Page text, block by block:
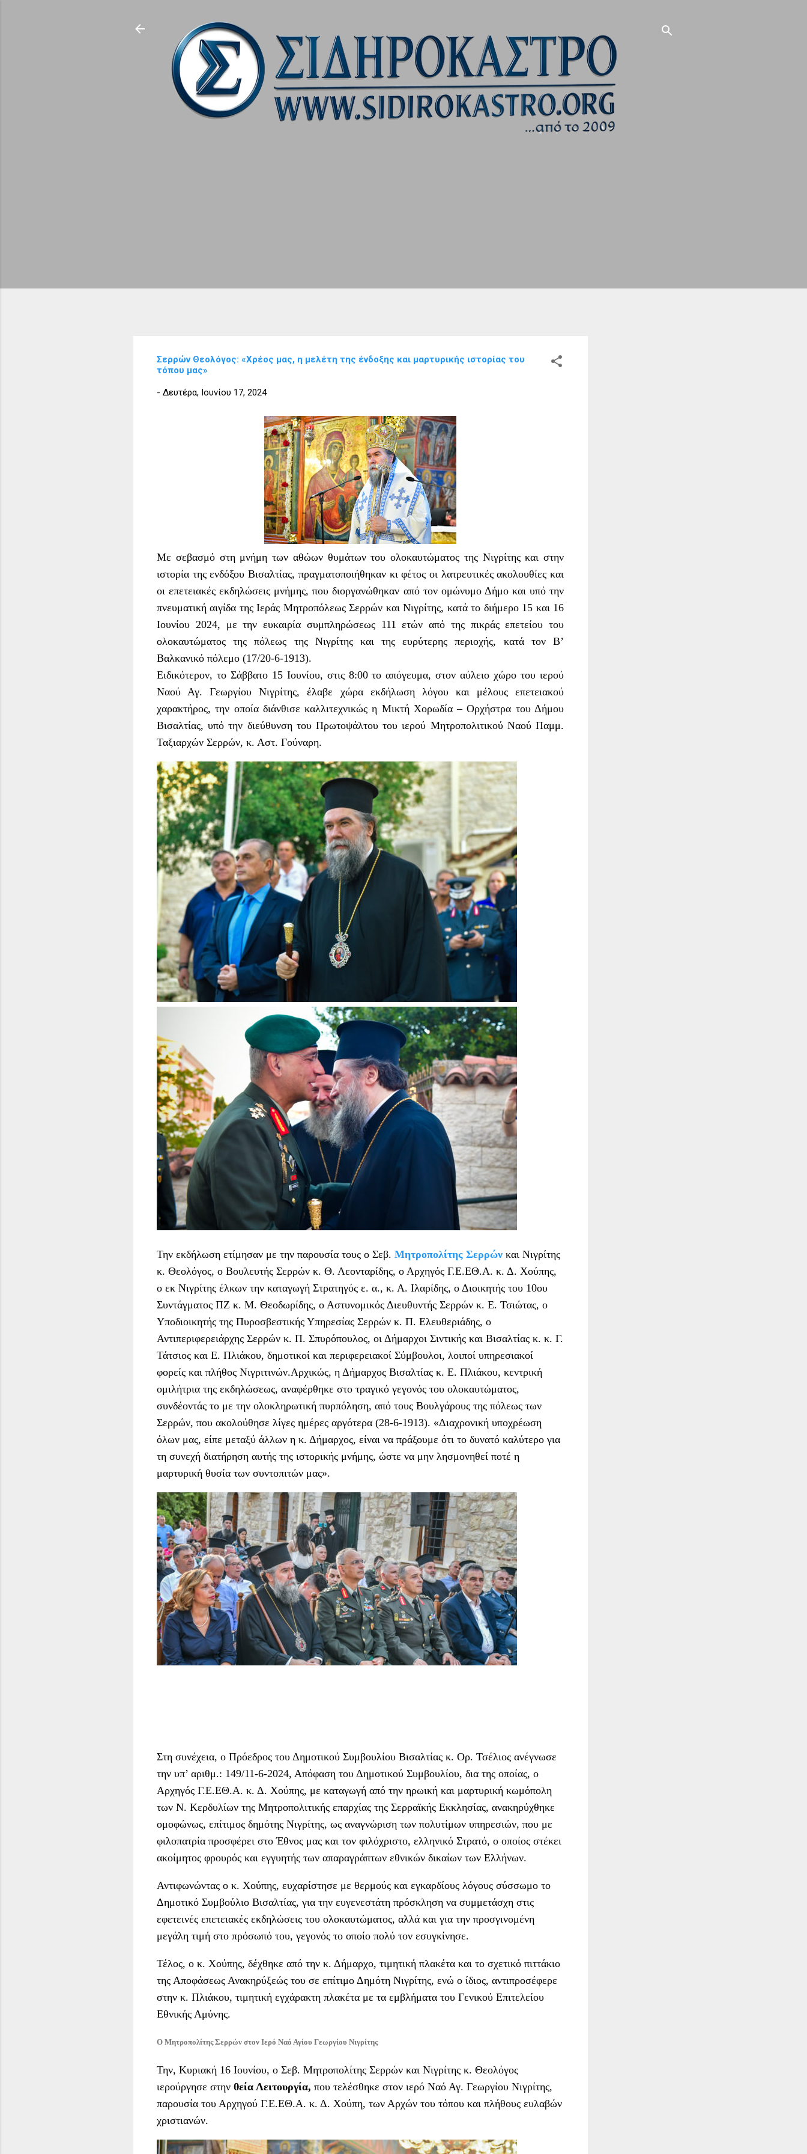
Σερρών Θεολόγος: «Χρέος μας, η μελέτη της ένδοξης και μαρτυρικής ιστορίας του
τόπου μας»
- Δευτέρα, Ιουνίου 17, 2024
Με σεβασμό στη μνήμη των αθώων θυμάτων του ολοκαυτώματος της Νιγρίτης και στην
ιστορία της ενδόξου Βισαλτίας, πραγματοποιήθηκαν κι φέτος οι λατρευτικές ακολουθίες και
οι επετειακές εκδηλώσεις μνήμης, που διοργανώθηκαν από τον ομώνυμο Δήμο και υπό την
πνευματική αιγίδα της Ιεράς Μητροπόλεως Σερρών και Νιγρίτης, κατά το διήμερο 15 και 16
Ιουνίου 2024, με την ευκαιρία συμπληρώσεως 111 ετών από της πικράς επετείου του
ολοκαυτώματος της πόλεως της Νιγρίτης και της ευρύτερης περιοχής, κατά τον Β’
Βαλκανικό πόλεμο (17/20-6-1913).
Ειδικότερον, το Σάββατο 15 Ιουνίου, στις 8:00 το απόγευμα, στον αύλειο χώρο του ιερού
Ναού Αγ. Γεωργίου Νιγρίτης, έλαβε χώρα εκδήλωση λόγου και μέλους επετειακού
χαρακτήρος, την οποία διάνθισε καλλιτεχνικώς η Μικτή Χορωδία – Ορχήστρα του Δήμου
Βισαλτίας, υπό την διεύθυνση του Πρωτοψάλτου του ιερού Μητροπολιτικού Ναού Παμμ.
Ταξιαρχών Σερρών, κ. Αστ. Γούναρη.
Την εκδήλωση ετίμησαν με την παρουσία τους ο Σεβ. Μητροπολίτης Σερρών και Νιγρίτης
κ. Θεολόγος, ο Βουλευτής Σερρών κ. Θ. Λεονταρίδης, ο Αρχηγός Γ.Ε.ΕΘ.Α. κ. Δ. Χούπης,
ο εκ Νιγρίτης έλκων την καταγωγή Στρατηγός ε. α., κ. Α. Ιλαρίδης, ο Διοικητής του 10ου
Συντάγματος ΠΖ κ. Μ. Θεοδωρίδης, ο Αστυνομικός Διευθυντής Σερρών κ. Ε. Τσιώτας, ο
Υποδιοικητής της Πυροσβεστικής Υπηρεσίας Σερρών κ. Π. Ελευθεριάδης, ο
Αντιπεριφερειάρχης Σερρών κ. Π. Σπυρόπουλος, οι Δήμαρχοι Σιντικής και Βισαλτίας κ. κ. Γ.
Τάτσιος και Ε. Πλιάκου, δημοτικοί και περιφερειακοί Σύμβουλοι, λοιποί υπηρεσιακοί
φορείς και πλήθος Νιγριτινών.Αρχικώς, η Δήμαρχος Βισαλτίας κ. Ε. Πλιάκου, κεντρική
ομιλήτρια της εκδηλώσεως, αναφέρθηκε στο τραγικό γεγονός του ολοκαυτώματος,
συνδέοντάς το με την ολοκληρωτική πυρπόληση, από τους Βουλγάρους της πόλεως των
Σερρών, που ακολούθησε λίγες ημέρες αργότερα (28-6-1913). «Διαχρονική υποχρέωση
όλων μας, είπε μεταξύ άλλων η κ. Δήμαρχος, είναι να πράξουμε ότι το δυνατό καλύτερο για
τη συνεχή διατήρηση αυτής της ιστορικής μνήμης, ώστε να μην λησμονηθεί ποτέ η
μαρτυρική θυσία των συντοπιτών μας».
Στη συνέχεια, ο Πρόεδρος του Δημοτικού Συμβουλίου Βισαλτίας κ. Ορ. Τσέλιος ανέγνωσε
την υπ’ αριθμ.: 149/11-6-2024, Απόφαση του Δημοτικού Συμβουλίου, δια της οποίας, ο
Αρχηγός Γ.Ε.ΕΘ.Α. κ. Δ. Χούπης, με καταγωγή από την ηρωική και μαρτυρική κωμόπολη
των Ν. Κερδυλίων της Μητροπολιτικής επαρχίας της Σερραϊκής Εκκλησίας, ανακηρύχθηκε
ομοφώνως, επίτιμος δημότης Νιγρίτης, ως αναγνώριση των πολυτίμων υπηρεσιών, που με
φιλοπατρία προσφέρει στο Έθνος μας και τον φιλόχριστο, ελληνικό Στρατό, ο οποίος στέκει
ακοίμητος φρουρός και εγγυητής των απαραγράπτων εθνικών δικαίων των Ελλήνων.
Αντιφωνώντας ο κ. Χούπης, ευχαρίστησε με θερμούς και εγκαρδίους λόγους σύσσωμο το
Δημοτικό Συμβούλιο Βισαλτίας, για την ευγενεστάτη πρόσκληση να συμμετάσχη στις
εφετεινές επετειακές εκδηλώσεις του ολοκαυτώματος, αλλά και για την προσγινομένη
μεγάλη τιμή στο πρόσωπό του, γεγονός το οποίο πολύ τον εσυγκίνησε.
Τέλος, ο κ. Χούπης, δέχθηκε από την κ. Δήμαρχο, τιμητική πλακέτα και το σχετικό πιττάκιο
της Αποφάσεως Ανακηρύξεώς του σε επίτιμο Δημότη Νιγρίτης, ενώ ο ίδιος, αντιπροσέφερε
στην κ. Πλιάκου, τιμητική εγχάρακτη πλακέτα με τα εμβλήματα του Γενικού Επιτελείου
Εθνικής Αμύνης.
Ο Μητροπολίτης Σερρών στον Ιερό Ναό Αγίου Γεωργίου Νιγρίτης
Την, Κυριακή 16 Ιουνίου, ο Σεβ. Μητροπολίτης Σερρών και Νιγρίτης κ. Θεολόγος
ιερούργησε στην θεία Λειτουργία, που τελέσθηκε στον ιερό Ναό Αγ. Γεωργίου Νιγρίτης,
παρουσία του Αρχηγού Γ.Ε.ΕΘ.Α. κ. Δ. Χούπη, των Αρχών του τόπου και πλήθους ευλαβών
χριστιανών.